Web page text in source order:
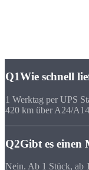
Q1Wie schnell
1 Werktag per UPS
420 km über A24/
Q2Gibt es einen
Nein. Ab 1 Stück, ab